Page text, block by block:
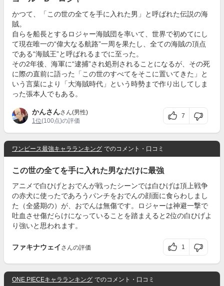
かつて、「この世の全てを手に入れた男」と呼ばれた伝説の海
賊。
自らを船長とするロジャー海賊団を率いて、世界で初めてにし
て現在唯一の“偉大なる航路”一周を果たし、全ての海賊の頂点
である“海賊王”と呼ばれるまでに至った。
その2年後、海軍に“逮捕”され処刑されることになるが、その死
に際の直前に語った「この世のすべてをそこに置いてきた」と
いう言葉により「大海賊時代」という時勢まで作り出してしま
った張本人でもある。
かんさんさん(男性)
1位(100点)の評価
7
ワンピース最強キャラランキング でのコメント・口コミ
この世の全てを手に入れた男なだけに最強
アニメで白ひげとおでんが戦ったシーンでは白ひげは頂上戦争
の赤犬に使ったであろうパンチをおでんの顔面に食らわしまし
た（全盛期の）が、おでんは無傷です。ロジャーは神避一撃で
吐血させ傷だらけになっていることを踏まえると2位の白ひげよ
り強いと思われます。
ファキナウェイ さんの評価 1
ONE PIECEキャラランキング でのコメント・口コミ